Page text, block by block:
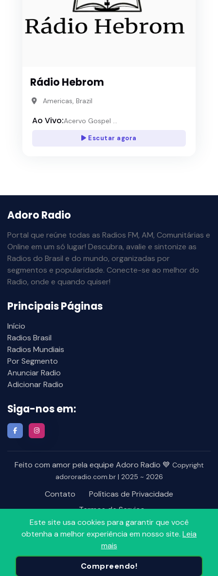
Rádio Hebrom
Americas, Brazil
Ao Vivo:Acervo Gospel ...
Escutar agora
Este site usa cookies para garantir que você
obtenha a melhor experiência em nosso site. Leia
mais
Compreendo!
Adoro Radio
Portal que reúne todas as Radios FM, AM, Comunitárias e
Online em um só lugar! Descubra, avalie e sintonize as
Radios do Brasil e do mundo, organizadas por
segmentos e popularidade. Conecte-se ao melhor do
Radio, onde e quando quiser!
Principais Páginas
Início
Radios Brasil
Radios Mundiais
Por Segmento
Anunciar Radio
Adicionar Radio
Siga-nos em:
Feito com amor pela equipe Adoro Radio 💙 Copyright
adororadio.com.br | 2025 ~ 2026
Contato
Políticas de Privacidade
Termos de Serviço